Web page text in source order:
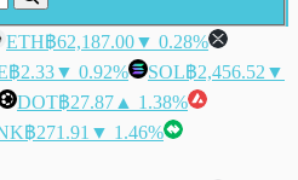
ETH฿62,187.00▼ 0.28%
฿2.33▼ 0.92% SOL฿2,456.52 ▼
DOT฿27.87 ▲ 1.38%
฿271.91 ▼ 1.46%